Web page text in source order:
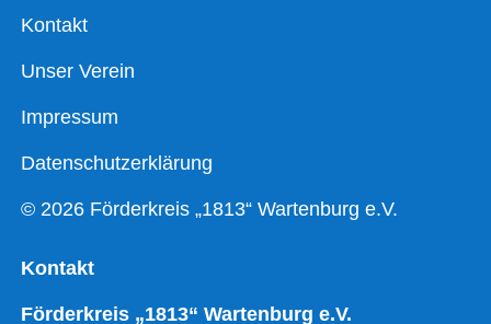
Kontakt
Unser Verein
Impressum
Datenschutzerklärung
© 2026 Förderkreis „1813“ Wartenburg e.V.
Kontakt
Förderkreis „1813“ Wartenburg e.V.